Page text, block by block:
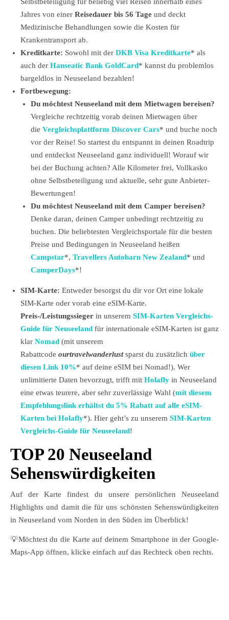
Selbstbeteiligung für beliebig viel Reisen innerhalb eines
Jahres von einer Reisedauer bis 56 Tage und deckt
Medizinische Behandlungen sowie die Kosten für
Krankentransport ab.
Kreditkarte: Sowohl mit der DKB Visa Kreditkarte* als
auch der Hanseatic Bank GoldCard* kannst du problemlos
bargeldlos in Neuseeland bezahlen!
Fortbewegung:
Du möchtest Neuseeland mit dem Mietwagen bereisen?
Vergleiche rechtzeitig vorab deinen Mietwagen über
die Vergleichsplattform Discover Cars* und buche noch
vor der Reise! So startest du entspannt in deinen Roadtrip
und entdeckst Neuseeland ganz individuell! Worauf wir
bei der Buchung achten? Alle Kilometer frei, Vollkasko
ohne Selbstbeteiligung und aktuelle, sehr gute Anbieter-
Bewertungen!
Du möchtest Neuseeland mit dem Camper bereisen?
Denke daran, deinen Camper unbedingt rechtzeitig zu
buchen. Die beliebtesten Vergleichsportale für die besten
Preise und Bedingungen in Neuseeland heißen
Campstar*, Travellers Autobarn New Zealand* und
CamperDays*!
SIM-Karte: Entweder besorgst du dir vor Ort eine lokale
SIM-Karte oder vorab eine eSIM-Karte.
Preis-/Leistungssieger in unserem SIM-Karten Vergleichs-
Guide für Neuseeland für internationale eSIM-Karten ist ganz
klar Nomad (mit unserem
Rabattcode ourtravelwanderlust sparst du zusätzlich über
diesen Link 10%* auf deine eSIM bei Nomad!). Wer
unlimitierte Daten bevorzugt, trifft mit Holafly in Neuseeland
eine etwas teurere, aber sehr zuverlässige Wahl (mit diesem
Empfehlungslink erhältst du 5% Rabatt auf alle eSIM-
Karten bei Holafly*). Hier geht’s zu unserem SIM-Karten
Vergleichs-Guide für Neuseeland!
TOP 20 Neuseeland
Sehenswürdigkeiten
Auf der Karte findest du unsere persönlichen Neuseeland
Highlights und damit die für uns schönsten Sehenswürdigkeiten
in Neuseeland vom Norden in den Süden im Überblick!
💡Möchtest du die Karte auf deinem Smartphone in der Google-
Maps-App öffnen, klicke einfach auf das Rechteck oben rechts.